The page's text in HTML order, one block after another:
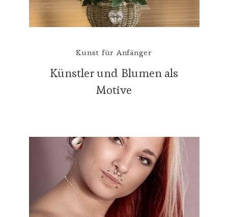
Kunst für Anfänger
Künstler und Blumen als
Motive